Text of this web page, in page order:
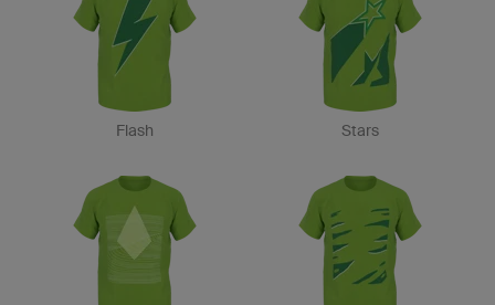
Flash Stars